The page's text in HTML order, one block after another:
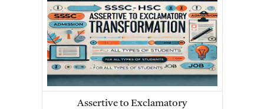
Assertive to Exclamatory